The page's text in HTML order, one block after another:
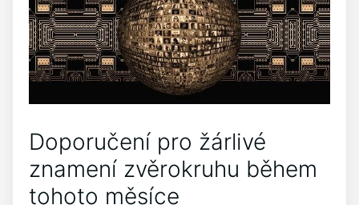
Doporučení pro žárlivé
znamení zvěrokruhu během
tohoto měsíce